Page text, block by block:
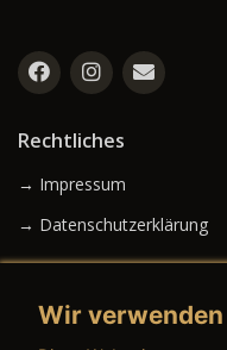
Rechtliches
→ Impressum
→ Datenschutzerklärung
Wir